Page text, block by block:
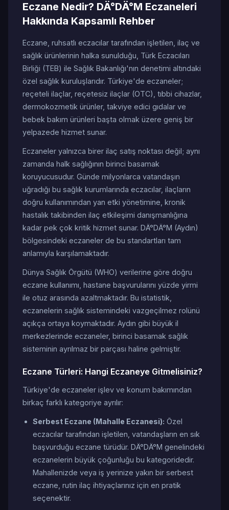
Eczane Nedir? DÄ°DÄ°M Eczaneleri
Hakkında Kapsamlı Rehber
Eczane, ruhsatlı eczacılar tarafından işletilen, ilaç ve
sağlık ürünlerinin halka sunulduğu, Türk Eczacıları
Birliği (TEB) ile Sağlık Bakanlığı'nın denetimi altındaki
özel sağlık kuruluşlarıdır. Türkiye'de eczaneler;
reçeteli ilaçlar, reçetesiz ilaçlar (OTC), tıbbi cihazlar,
dermokozmetik ürünler, takviye edici gıdalar ve
bebek bakım ürünleri başta olmak üzere geniş bir
yelpazede hizmet sunar.
Eczaneler yalnızca birer ilaç satış noktası değil; aynı
zamanda halk sağlığının birinci basamak
koruyucusudur. Günde milyonlarca vatandaşın
uğradığı bu sağlık kurumlarında eczacılar, ilaçların
doğru kullanımından yan etki yönetimine, kronik
hastalık takibinden ilaç etkileşimi danışmanlığına
kadar pek çok kritik hizmet sunar. DÄ°DÄ°M (Aydın)
bölgesindeki eczaneler de bu standartları tam
anlamıyla karşılamaktadır.
Dünya Sağlık Örgütü (WHO) verilerine göre doğru
eczane kullanımı, hastane başvurularını yüzde yirmi
ile otuz arasında azaltmaktadır. Bu istatistik,
eczanelerin sağlık sistemindeki vazgeçilmez rolünü
açıkça ortaya koymaktadır. Aydın gibi büyük il
merkezlerinde eczaneler, birinci basamak sağlık
sisteminin ayrılmaz bir parçası haline gelmiştir.
Eczane Türleri: Hangi Eczaneye Gitmelisiniz?
Türkiye'de eczaneler işlev ve konum bakımından
birkaç farklı kategoriye ayrılır:
Serbest Eczane (Mahalle Eczanesi): Özel
eczacılar tarafından işletilen, vatandaşların en sık
başvurduğu eczane türüdür. DÄ°DÄ°M genelindeki
eczanelerin büyük çoğunluğu bu kategoridedir.
Mahallenizde veya iş yerinize yakın bir serbest
eczane, rutin ilaç ihtiyaçlarınız için en pratik
seçenektir.